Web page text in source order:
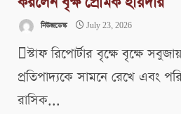
নিউজডেস্ক July 23, 2026
স্টাফ রিপোর্টার বৃক্ষে বৃক্ষে
প্রতিপাদ্যকে সামনে রেখে এবং
রাসিক...